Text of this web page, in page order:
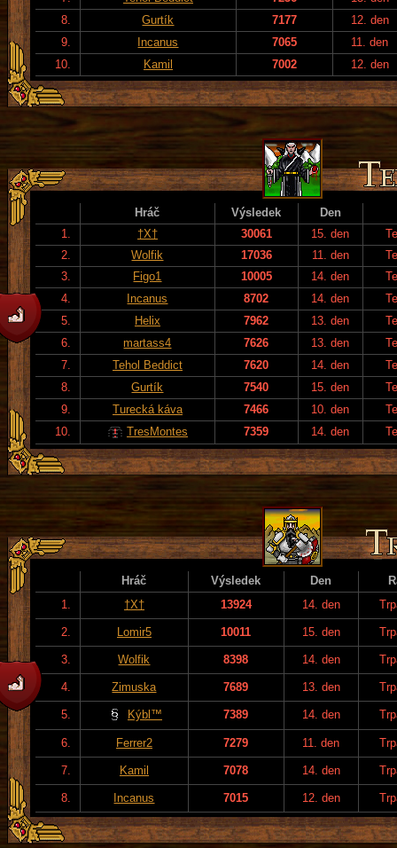
8.
Gurtík 7177
12. den
9.
Incanus 7065
11. den
10.
Kamil 7002 12. den
Hráč Výsledek
Den
1.
†X† 30061 15. den
2.
Wolfik 17036 11. den
3.
Figo1 10005 14. den
4.
Incanus 8702 14. den
5.
Helix 7962 13. den
6.
martass4 7626 13. den
7.
Tehol Beddict 7620 14. den
8.
Gurtík 7540 15. den
9.
Turecká káva 7466 10. den
10.
TresMontes 7359 14. den
Hráč Výsledek Den
1.
†X† 13924 14. den
2. Lomir5 10011 15. den
3. Wolfik 8398 14. den
4. Zimuska 7689 13. den
5. Kýbl™ 7389 14. den
6. Ferrer2 7279 11. den
7. Kamil 7078 14. den
8. Incanus 7015 12. den